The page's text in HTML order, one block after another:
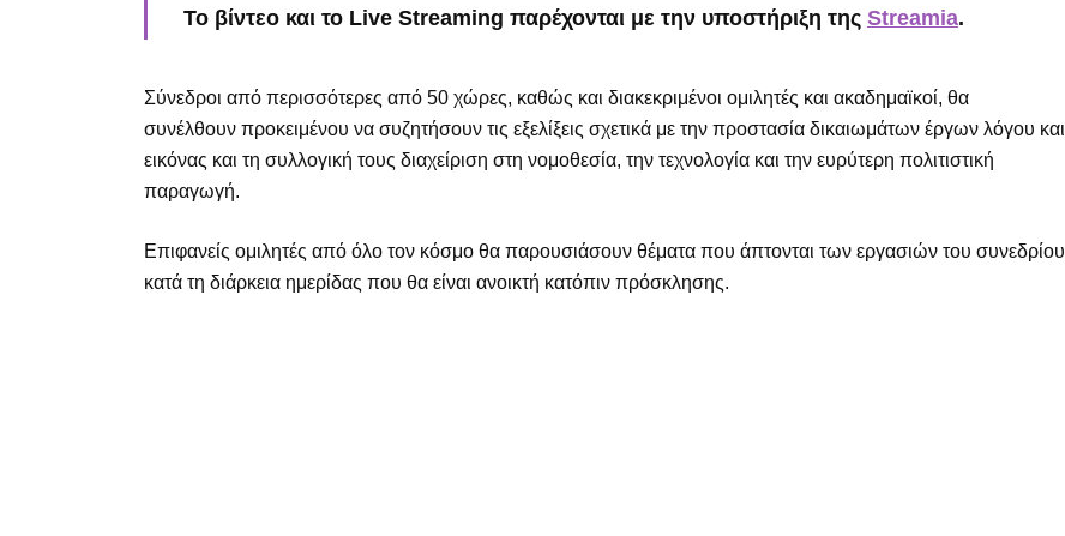
Το βίντεο και το Live Streaming παρέχονται με την υποστήριξη της Streamia.
Σύνεδροι από περισσότερες από 50 χώρες, καθώς και διακεκριμένοι ομιλητές και ακαδημαϊκοί, θα
συνέλθουν προκειμένου να συζητήσουν τις εξελίξεις σχετικά με την προστασία δικαιωμάτων έργων λόγου και
εικόνας και τη συλλογική τους διαχείριση στη νομοθεσία, την τεχνολογία και την ευρύτερη πολιτιστική
παραγωγή.
Επιφανείς ομιλητές από όλο τον κόσμο θα παρουσιάσουν θέματα που άπτονται των εργασιών του συνεδρίου
κατά τη διάρκεια ημερίδας που θα είναι ανοικτή κατόπιν πρόσκλησης.